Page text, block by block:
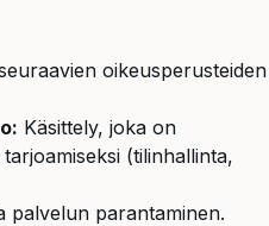
oikeusperusteiden
Käsittely, joka on
(tilinhallinta,
palvelun parantaminen.